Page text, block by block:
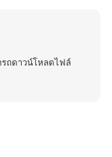
ถดาวน์โหลดไฟล์